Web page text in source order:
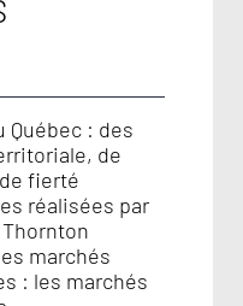
Québec : des
de
fierté
réalisées par
marchés
: les marchés